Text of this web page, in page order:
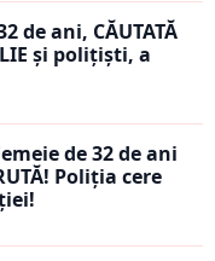
de ani, CĂUTATĂ
și polițiști, a
de 32 de ani
Poliția cere